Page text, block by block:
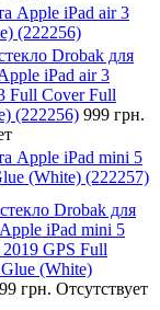
Apple iPad air 3
(222256)
Drobak для
iPad air 3
Full Cover Full
(222256) 999 грн.
Apple iPad mini 5
(White) (222257)
Drobak для
iPad mini 5
GPS Full
(White)
грн. Отсутствует